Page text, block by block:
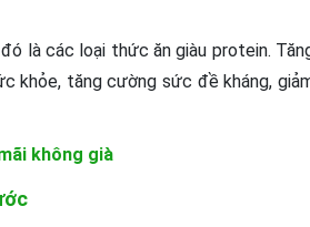
là các loại thức ăn giàu protein.
khỏe, tăng cường sức đề kháng,
không già